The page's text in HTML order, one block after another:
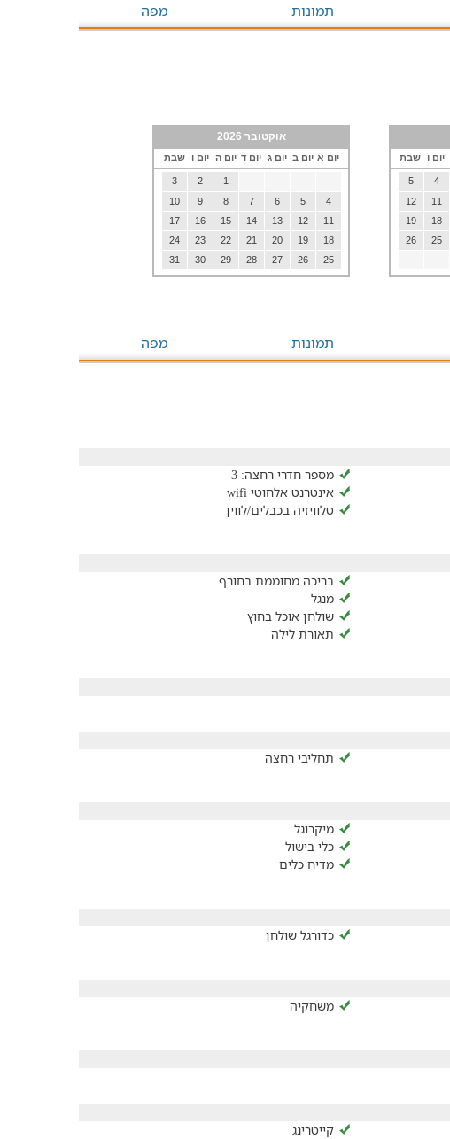
תמונות מפה
יום ו שבת
4
5
11
12
18
19
25
26
אוקטובר 2026
יום א יום ב יום ג יום ד יום ה יום ו שבת
1
2
3
4
5
6
7
8
9
10
11
12
13
14
15
16
17
18
19
20
21
22
23
24
25
26
27
28
29
30
31
תמונות מפה
מספר חדרי רחצה: 3
אינטרנט אלחוטי wifi
טלוויזיה בכבלים/לווין
בריכה מחוממת בחורף
מנגל
שולחן אוכל בחוץ
תאורת לילה
תחליבי רחצה
מיקרוגל
כלי בישול
מדיח כלים
כדורגל שולחן
משחקיה
קייטרינג